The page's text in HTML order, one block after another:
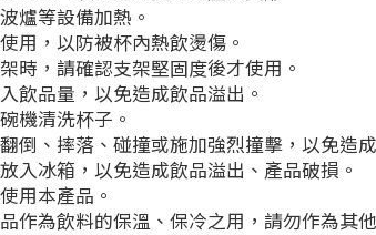
爐等設備加熱。
用，以防被杯內熱飲燙傷。
時，請確認支架堅固度後才使用。
飲品量，以免造成飲品溢出。
機清洗杯子。
倒、摔落、碰撞或施加強烈撞擊，以免造
入冰箱，以免造成飲品溢出、產品破損。
用本產品。
作為飲料的保溫、保冷之用，請勿作為其